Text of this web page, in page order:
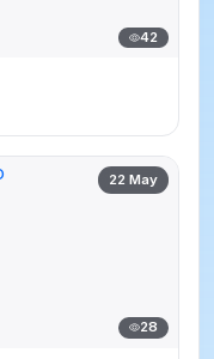
42
22 May
28